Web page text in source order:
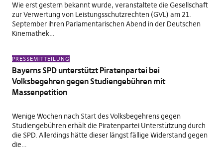
Wie erst gestern bekannt wurde, veranstaltete die Gesellschaft
zur Verwertung von Leistungsschutzrechten (GVL) am 21.
September ihren Parlamentarischen Abend in der Deutschen
Kinemathek…
PRESSEMITTEILUNG
Bayerns SPD unterstützt Piratenpartei bei
Volksbegehren gegen Studiengebühren mit
Massenpetition
Wenige Wochen nach Start des Volksbegehrens gegen
Studiengebühren erhält die Piratenpartei Unterstützung durch
die SPD. Allerdings hätte dieser längst fällige Widerstand gegen
die…